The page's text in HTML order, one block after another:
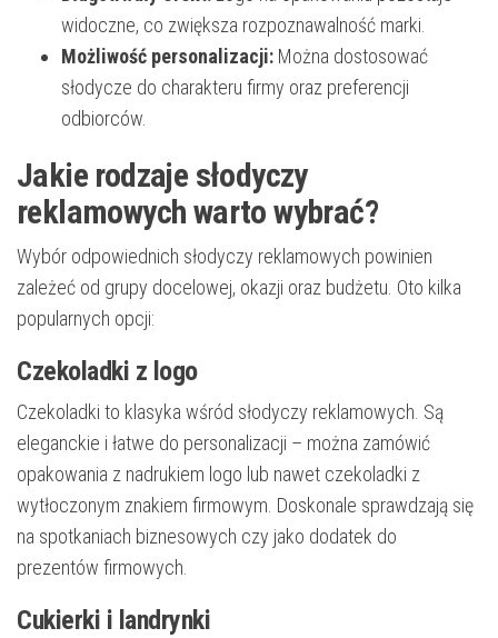
widoczne, co zwiększa rozpoznawalność marki.
Możliwość personalizacji: Można dostosować
słodycze do charakteru firmy oraz preferencji
odbiorców.
Jakie rodzaje słodyczy
reklamowych warto wybrać?
Wybór odpowiednich słodyczy reklamowych powinien
zależeć od grupy docelowej, okazji oraz budżetu. Oto kilka
popularnych opcji:
Czekoladki z logo
Czekoladki to klasyka wśród słodyczy reklamowych. Są
eleganckie i łatwe do personalizacji – można zamówić
opakowania z nadrukiem logo lub nawet czekoladki z
wytłoczonym znakiem firmowym. Doskonale sprawdzają się
na spotkaniach biznesowych czy jako dodatek do
prezentów firmowych.
Cukierki i landrynki